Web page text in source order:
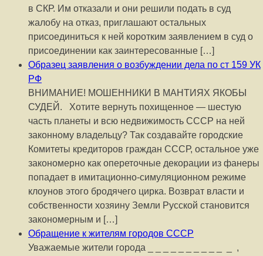
в СКР. Им отказали и они решили подать в суд
жалобу на отказ, приглашают остальных
присоединиться к ней коротким заявлением в суд о
присоединении как заинтересованные […]
Образец заявления о возбуждении дела по ст 159 УК
РФ
ВНИМАНИЕ! МОШЕННИКИ В МАНТИЯХ ЯКОБЫ
СУДЕЙ. Хотите вернуть похищенное — шестую
часть планеты и всю недвижимость СССР на ней
законному владельцу? Так создавайте городские
Комитеты кредиторов граждан СССР, остальное уже
закономерно как опереточные декорации из фанеры
попадает в имитационно-симуляционном режиме
клоунов этого бродячего цирка. Возврат власти и
собственности хозяину Земли Русской становится
закономерным и […]
Обращение к жителям городов СССР
Уважаемые жители города _ _ _ _ _ _ _ _ _ _ _ ,